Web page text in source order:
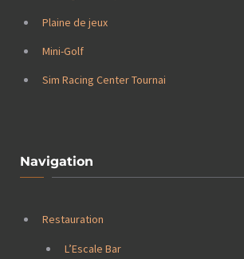
Plaine de jeux
Mini-Golf
Sim Racing Center Tournai
Navigation
Restauration
L’Escale Bar